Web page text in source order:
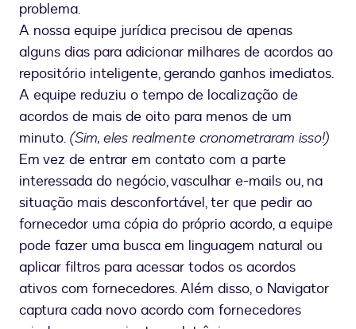
problema.
A nossa equipe jurídica precisou de apenas
alguns dias para adicionar milhares de acordos ao
repositório inteligente, gerando ganhos imediatos.
A equipe reduziu o tempo de localização de
acordos de mais de oito para menos de um
minuto. (Sim, eles realmente cronometraram isso!)
Em vez de entrar em contato com a parte
interessada do negócio, vasculhar e-mails ou, na
situação mais desconfortável, ter que pedir ao
fornecedor uma cópia do próprio acordo, a equipe
pode fazer uma busca em linguagem natural ou
aplicar filtros para acessar todos os acordos
ativos com fornecedores. Além disso, o Navigator
captura cada novo acordo com fornecedores